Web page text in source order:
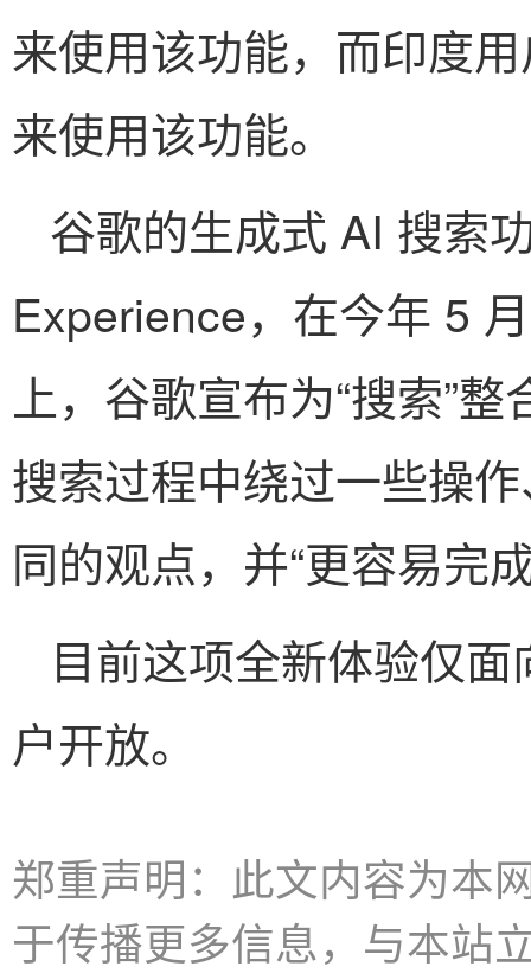
来使用该功能，而印度
来使用该功能。
谷歌的生成式 AI 搜索
Experience，在今年 5
上，谷歌宣布为“搜索”
搜索过程中绕过一些操
同的观点，并“更容易完
目前这项全新体验仅
户开放。
郑重声明：此文内容为本
于传播更多信息，与本站